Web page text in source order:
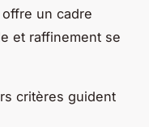
offre un cadre
et raffinement se
critères guident